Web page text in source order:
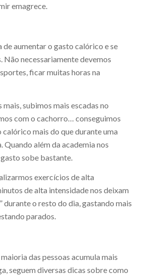
emagrece.
de aumentar o gasto calórico e se
Não necessariamente devemos
ficar muitas horas na
subimos mais escadas no
com o cachorro… conseguimos
mais do que durante uma
Quando além da academia nos
sobe bastante.
exercícios de alta
de alta intensidade nos deixam
durante o resto do dia, gastando mais
parados.
das pessoas acumula mais
seguem diversas dicas sobre como